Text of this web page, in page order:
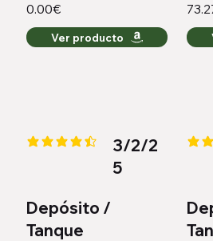
0.00€
Ver producto
la calificación promedio es 4.4 de 5
3/2/2
5
Depósito /
Tanque
la